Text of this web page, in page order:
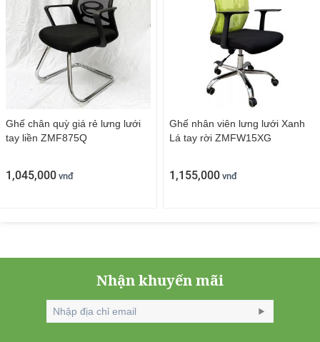
Ghế chân quỳ giá rẻ lưng lưới
tay liền ZMF875Q
1,045,000 vnđ
Ghế nhân viên lưng lưới Xanh
Lá tay rời ZMFW15XG
1,155,000 vnđ
Nhận khuyến mãi